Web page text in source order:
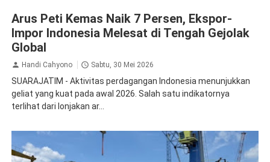
Arus Peti Kemas Naik 7 Persen, Ekspor-
Impor Indonesia Melesat di Tengah Gejolak
Global
Handi Cahyono Sabtu, 30 Mei 2026
SUARAJATIM - Aktivitas perdagangan Indonesia menunjukkan
geliat yang kuat pada awal 2026. Salah satu indikatornya
terlihat dari lonjakan ar...